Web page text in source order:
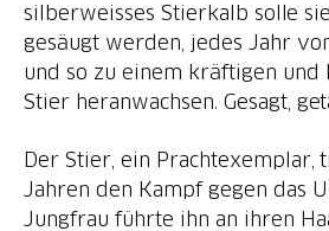
silberweisses Stierkalb solle
gesäugt werden, jedes Jahr
und so zu einem kräftigen und
Stier heranwachsen. Gesagt,
Der Stier, ein Prachtexemplar,
Jahren den Kampf gegen das
Jungfrau führte ihn an ihren